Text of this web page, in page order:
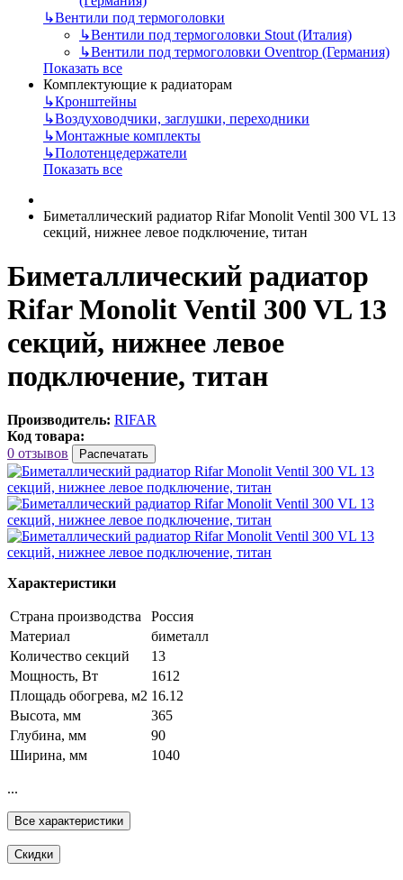
↳Вентили под термоголовки
↳Вентили под термоголовки Stout (Италия)
↳Вентили под термоголовки Oventrop (Германия)
Показать все
Комплектующие к радиаторам
↳Кронштейны
↳Воздуховодчики, заглушки, переходники
↳Монтажные комплекты
↳Полотенцедержатели
Показать все
Биметаллический радиатор Rifar Monolit Ventil 300 VL 13
секций, нижнее левое подключение, титан
Биметаллический радиатор
Rifar Monolit Ventil 300 VL 13
секций, нижнее левое
подключение, титан
Производитель: RIFAR
Код товара:
0 отзывов
Распечатать
Характеристики
Страна производства
Россия
Материал
биметалл
Количество секций
13
Мощность, Вт
1612
Площадь обогрева, м2 16.12
Высота, мм
365
Глубина, мм
90
Ширина, мм
1040
...
Все характеристики
Скидки